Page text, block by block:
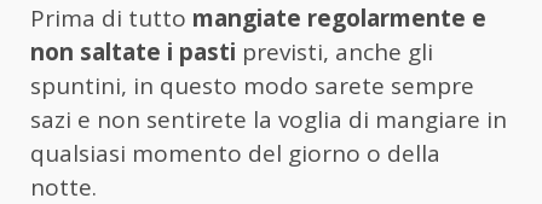
Prima di tutto mangiate regolarmente e
non saltate i pasti previsti, anche gli
spuntini, in questo modo sarete sempre
sazi e non sentirete la voglia di mangiare in
qualsiasi momento del giorno o della
notte.